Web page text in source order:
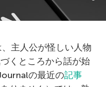
主人公が怪しい人物
くところから話が始
の最近の記事